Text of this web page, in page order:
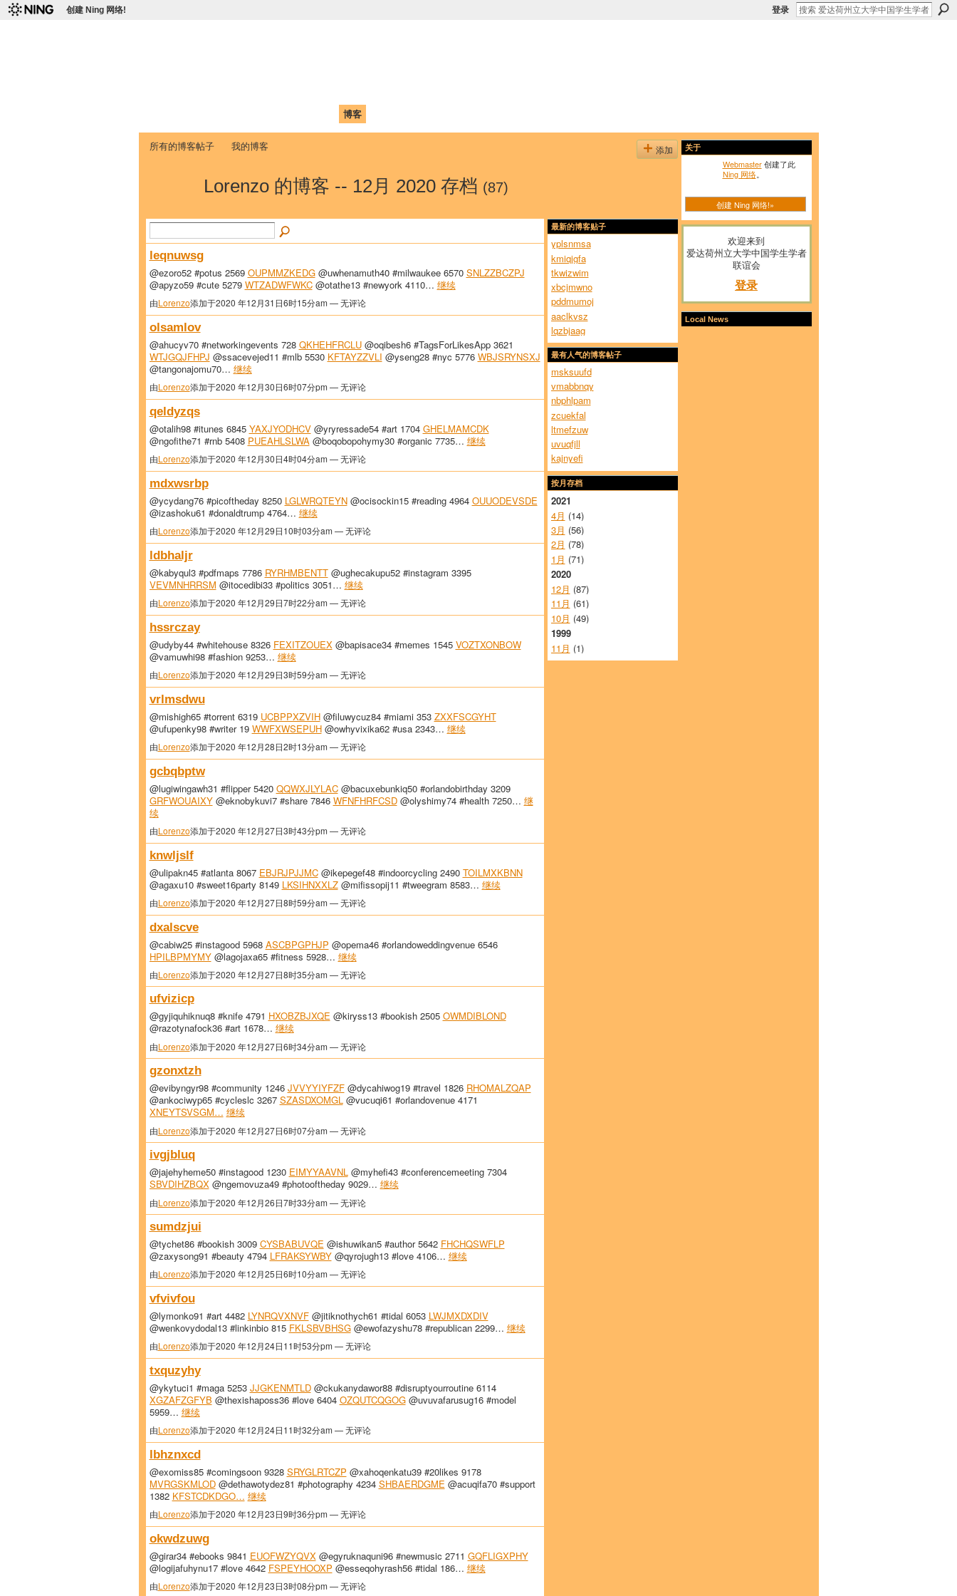
创建 Ning 网络! 登录
博客
所有的博客帖子 我的博客 添加
Lorenzo 的博客 -- 12月 2020 存档 (87)
leqnuwsg
@ezoro52 #potus 2569 OUPMMZKEDG@uwhenamuth40 #milwaukee 6570 SNLZZBCZPJ
@apyzo59 #cute 5279 WTZADWFWKC@otathe13 #newyork 4110… 继续
由Lorenzo添加于2020 年12月31日6时15分am — 无评论
olsamlov
@ahucyv70 #networkingevents 728 QKHEHFRCLU@oqibesh6 #TagsForLikesApp 3621
WTJGQJFHPJ @ssacevejed11 #mlb 5530 KFTAYZZVLI @yseng28 #nyc 5776 WBJSRYNSXJ
@tangonajomu70… 继续
由Lorenzo添加于2020 年12月30日6时07分pm — 无评论
qeldyzqs
@otalih98 #itunes 6845 YAXJYODHCV@yryressade54 #art 1704 GHELMAMCDK
@ngofithe71 #rnb 5408 PUEAHLSLWA@boqobopohymy30 #organic 7735… 继续
由Lorenzo添加于2020 年12月30日4时04分am — 无评论
mdxwsrbp
@ycydang76 #picoftheday 8250 LGLWRQTEYN@ocisockin15 #reading 4964 OUUODEVSDE
@izashoku61 #donaldtrump 4764… 继续
由Lorenzo添加于2020 年12月29日10时03分am — 无评论
ldbhaljr
@kabyqul3 #pdfmaps 7786 RYRHMBENTT@ughecakupu52 #instagram 3395
VEVMNHRRSM @itocedibi33 #politics 3051… 继续
由Lorenzo添加于2020 年12月29日7时22分am — 无评论
hssrczay
@udyby44 #whitehouse 8326 FEXITZOUEX @bapisace34 #memes 1545 VOZTXONBOW
@vamuwhi98 #fashion 9253… 继续
由Lorenzo添加于2020 年12月29日3时59分am — 无评论
vrlmsdwu
@mishigh65 #torrent 6319 UCBPPXZVIH@filuwycuz84 #miami 353 ZXXFSCGYHT
@ufupenky98 #writer 19 WWFXWSEPUH@owhyvixika62 #usa 2343… 继续
由Lorenzo添加于2020 年12月28日2时13分am — 无评论
gcbqbptw
@lugiwingawh31 #flipper 5420 QQWXJLYLAC@bacuxebunkiq50 #orlandobirthday 3209
GRFWOUAIXY@eknobykuvi7 #share 7846 WFNFHRFCSD@olyshimy74 #health 7250… 继
续
由Lorenzo添加于2020 年12月27日3时43分pm — 无评论
knwljslf
@ulipakn45 #atlanta 8067 EBJRJPJJMC@ikepegef48 #indoorcycling 2490 TOILMXKBNN
@agaxu10 #sweet16party 8149 LKSIHNXXLZ@mifissopij11 #tweegram 8583… 继续
由Lorenzo添加于2020 年12月27日8时59分am — 无评论
dxalscve
@cabiw25 #instagood 5968 ASCBPGPHJP @opema46 #orlandoweddingvenue 6546
HPILBPMYMY@lagojaxa65 #fitness 5928… 继续
由Lorenzo添加于2020 年12月27日8时35分am — 无评论
ufvizicp
@gyjiquhiknuq8 #knife 4791 HXOBZBJXQE @kiryss13 #bookish 2505 OWMDIBLOND
@razotynafock36 #art 1678… 继续
由Lorenzo添加于2020 年12月27日6时34分am — 无评论
gzonxtzh
@evibyngyr98 #community 1246 JVVYYIYFZF@dycahiwog19 #travel 1826 RHOMALZQAP
@ankociwyp65 #cycleslc 3267 SZASDXOMGL@vucuqi61 #orlandovenue 4171
XNEYTSVSGM… 继续
由Lorenzo添加于2020 年12月27日6时07分am — 无评论
ivgjbluq
@jajehyheme50 #instagood 1230 EIMYYAAVNL@myhefi43 #conferencemeeting 7304
SBVDIHZBQX@ngemovuza49 #photooftheday 9029… 继续
由Lorenzo添加于2020 年12月26日7时33分am — 无评论
sumdzjui
@tychet86 #bookish 3009 CYSBABUVQE @ishuwikan5 #author 5642 FHCHQSWFLP
@zaxysong91 #beauty 4794 LFRAKSYWBY@qyrojugh13 #love 4106… 继续
由Lorenzo添加于2020 年12月25日6时10分am — 无评论
vfvivfou
@lymonko91 #art 4482 LYNRQVXNVF@jitiknothych61 #tidal 6053 LWJMXDXDIV
@wenkovydodal13 #linkinbio 815 FKLSBVBHSG@ewofazyshu78 #republican 2299… 继续
由Lorenzo添加于2020 年12月24日11时53分pm — 无评论
txquzyhy
@ykytuci1 #maga 5253 JJGKENMTLD@ckukanydawor88 #disruptyourroutine 6114
XGZAFZGFYB @thexishaposs36 #love 6404 OZQUTCQGOG@uvuvafarusug16 #model
5959… 继续
由Lorenzo添加于2020 年12月24日11时32分am — 无评论
lbhznxcd
@exomiss85 #comingsoon 9328 SRYGLRTCZP @xahoqenkatu39 #20likes 9178
MVRGSKMLOD@dethawotydez81 #photography 4234 SHBAERDGME @acuqifa70 #support
1382 KFSTCDKDGO… 继续
由Lorenzo添加于2020 年12月23日9时36分pm — 无评论
okwdzuwg
@girar34 #ebooks 9841 EUOFWZYQVX@egyruknaquni96 #newmusic 2711 GQFLIGXPHY
@logijafuhynu17 #love 4642 FSPEYHOOXP @esseqohyrash56 #tidal 186… 继续
由Lorenzo添加于2020 年12月23日3时08分pm — 无评论
最新的博客贴子
yplsnmsa
kmiqjgfa
tkwizwim
xbcjmwno
pddmumoj
aaclkvsz
lqzbjaag
最有人气的博客帖子
msksuufd
vmabbnqy
nbphlpam
zcuekfal
ltmefzuw
uvuqfjll
kajnyefi
按月存档
2021
4月 (14)
3月 (56)
2月 (78)
1月 (71)
2020
12月 (87)
11月 (61)
10月 (49)
1999
11月 (1)
关于
Webmaster创建了此
Ning 网络。
创建 Ning 网络!»
欢迎来到
爱达荷州立大学中国学生学者
联谊会
登录
Local News